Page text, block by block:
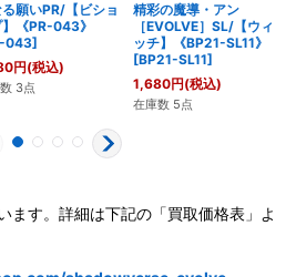
願いPR/【ビショ
】《PR-043》
043]
円(税込)
3点
精彩の魔導・アン
［EVOLVE］SL/【ウィ
ッチ】《BP21-SL11》
[BP21-SL11]
1,680円(税込)
在庫数 5点
ます。詳細は下記の「買取価格表」よ